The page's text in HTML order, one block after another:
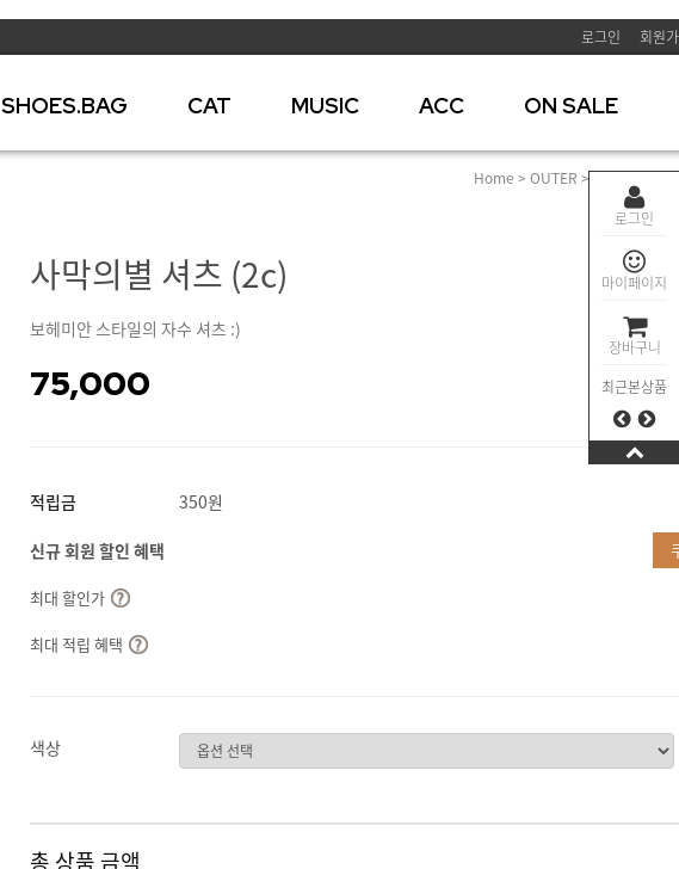
로그인
마이페이지
장바구니
최근본상품
로그인 회원
SHOES.BAG CAT MUSIC ACC ON SALE
Home > OUTER >재킷> 사막의
사막의별 셔츠 (2c)
보헤미안 스타일의 자수 셔츠 :)
75,000
적립금 350원
신규 회원 할인 혜택
최대 할인가
최대 적립 혜택
색상
총 상품 금액